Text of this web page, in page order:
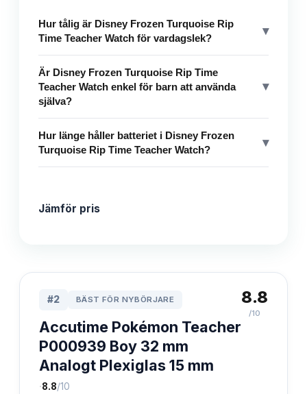
Hur tålig är Disney Frozen Turquoise Rip
Time Teacher Watch för vardagslek?
▾
Är Disney Frozen Turquoise Rip Time
Teacher Watch enkel för barn att använda
själva?
▾
Hur länge håller batteriet i Disney Frozen
Turquoise Rip Time Teacher Watch?
▾
Jämför pris
#2 BÄST FÖR NYBÖRJARE
Accutime Pokémon Teacher
P000939 Boy 32 mm
Analogt Plexiglas 15 mm
·8.8/10
8.8
/10